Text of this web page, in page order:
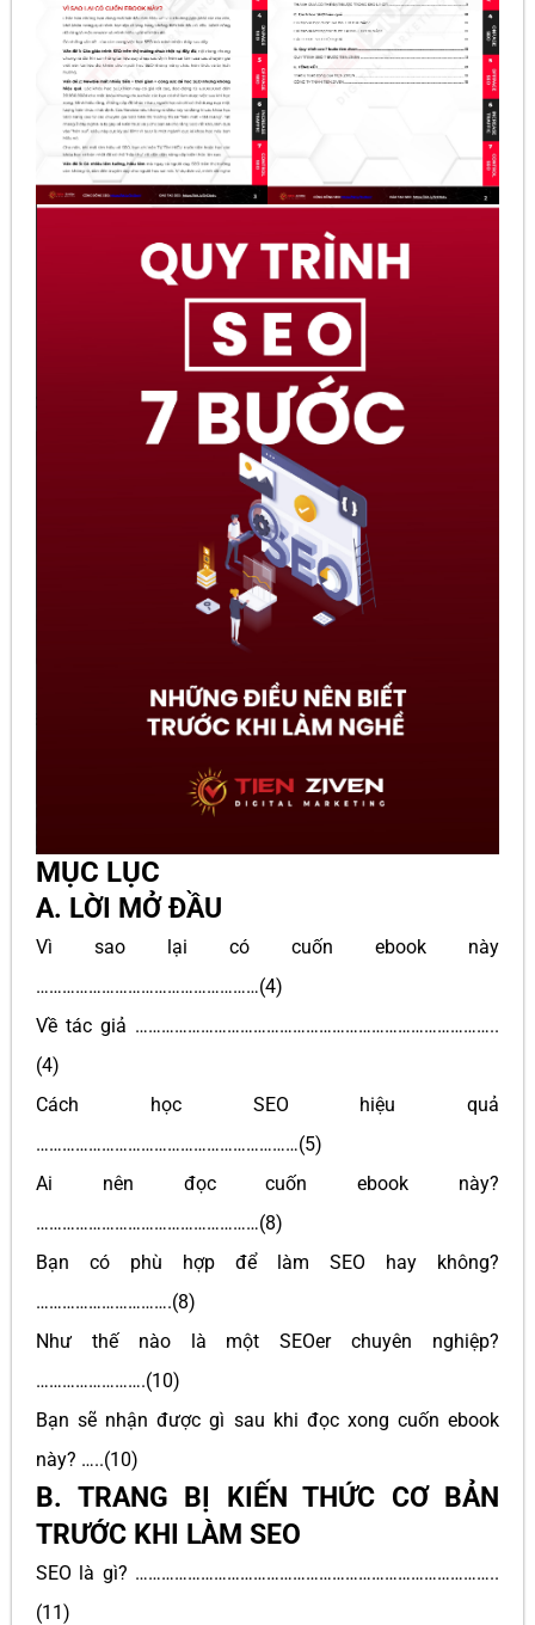
MỤC LỤC
A. LỜI MỞ ĐẦU
Vì sao lại có cuốn ebook này
……………………………………………(4)
Về tác giả ………………………………………………………………………..
(4)
Cách học SEO hiệu quả
……………………………………………………(5)
Ai nên đọc cuốn ebook này?
……………………………………………(8)
Bạn có phù hợp để làm SEO hay không?
………………………….(8)
Như thế nào là một SEOer chuyên nghiệp?
…………………….(10)
Bạn sẽ nhận được gì sau khi đọc xong cuốn ebook
này? …..(10)
B. TRANG BỊ KIẾN THỨC CƠ BẢN
TRƯỚC KHI LÀM SEO
SEO là gì? ………………………………………………………………………..
(11)